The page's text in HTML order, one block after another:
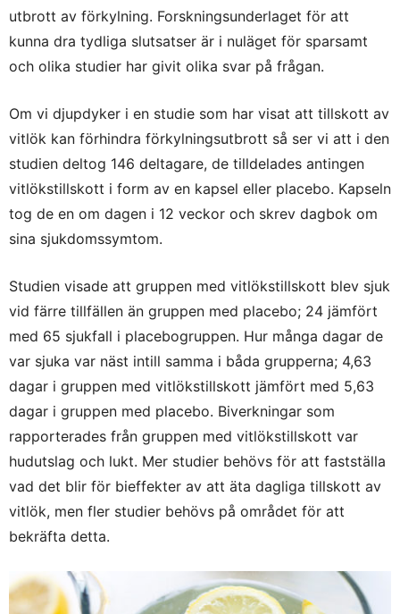
utbrott av förkylning. Forskningsunderlaget för att
kunna dra tydliga slutsatser är i nuläget för sparsamt
och olika studier har givit olika svar på frågan.
Om vi djupdyker i en studie som har visat att tillskott av
vitlök kan förhindra förkylningsutbrott så ser vi att i den
studien deltog 146 deltagare, de tilldelades antingen
vitlökstillskott i form av en kapsel eller placebo. Kapseln
tog de en om dagen i 12 veckor och skrev dagbok om
sina sjukdomssymtom.
Studien visade att gruppen med vitlökstillskott blev sjuk
vid färre tillfällen än gruppen med placebo; 24 jämfört
med 65 sjukfall i placebogruppen. Hur många dagar de
var sjuka var näst intill samma i båda grupperna; 4,63
dagar i gruppen med vitlökstillskott jämfört med 5,63
dagar i gruppen med placebo. Biverkningar som
rapporterades från gruppen med vitlökstillskott var
hudutslag och lukt. Mer studier behövs för att fastställa
vad det blir för bieffekter av att äta dagliga tillskott av
vitlök, men fler studier behövs på området för att
bekräfta detta.